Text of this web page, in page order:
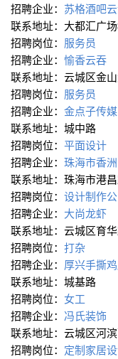
招聘企业： 苏格酒吧
联系地址：大都汇广
招聘岗位： 服务员
招聘企业： 愉香云吞
联系地址：云城区金
招聘岗位： 服务员
招聘企业： 金点子传媒
联系地址：城中路
招聘岗位： 平面设计
招聘企业： 珠海市香
联系地址：珠海市港
招聘岗位： 设计制作
招聘企业： 大尚龙虾
联系地址：云城区育
招聘岗位： 打杂
招聘企业： 厚兴手撕
联系地址：城基路
招聘岗位： 女工
招聘企业： 冯氏装饰
联系地址：云城区河
招聘岗位： 定制家居